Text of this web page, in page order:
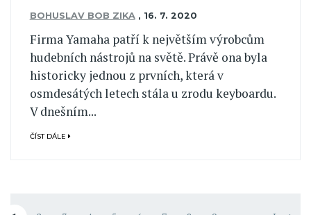
BOHUSLAV BOB ZIKA , 16. 7. 2020
Firma Yamaha patří k největším výrobcům
hudebních nástrojů na světě. Právě ona byla
historicky jednou z prvních, která v
osmdesátých letech stála u zrodu keyboardu.
V dnešním...
ČÍST DÁLE